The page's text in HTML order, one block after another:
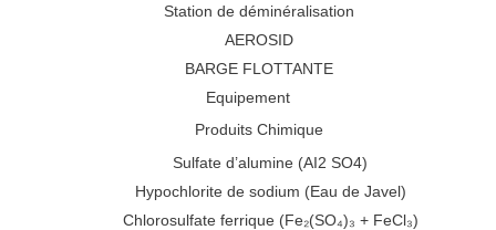
Station de déminéralisation
AEROSID
BARGE FLOTTANTE
Equipement
Produits Chimique
Sulfate d’alumine (AI2 SO4)
Hypochlorite de sodium (Eau de Javel)
Chlorosulfate ferrique (Fe₂(SO₄)₃ + FeCl₃)